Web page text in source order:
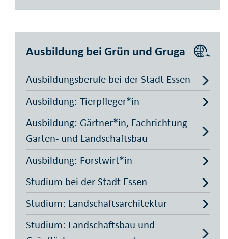
Ausbildung bei Grün und Gruga
Ausbildungsberufe bei der Stadt Essen
Ausbildung: Tierpfleger*in
Ausbildung: Gärtner*in, Fachrichtung
Garten- und Landschaftsbau
Ausbildung: Forstwirt*in
Studium bei der Stadt Essen
Studium: Landschaftsarchitektur
Studium: Landschaftsbau und